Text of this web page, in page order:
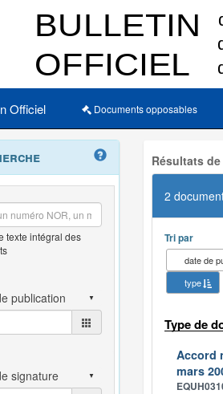
Officiel Documents opposables
texte intégral des
Résultats
2
Tri par
date de
type
Type de
Accord
mars